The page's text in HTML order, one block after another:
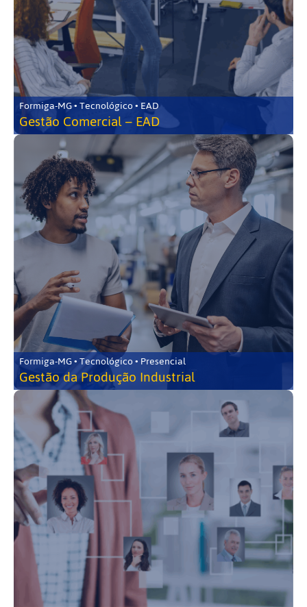
Formiga-MG • Tecnológico • EAD
Gestão Comercial – EAD
Formiga-MG • Tecnológico • Presencial
Gestão da Produção Industrial